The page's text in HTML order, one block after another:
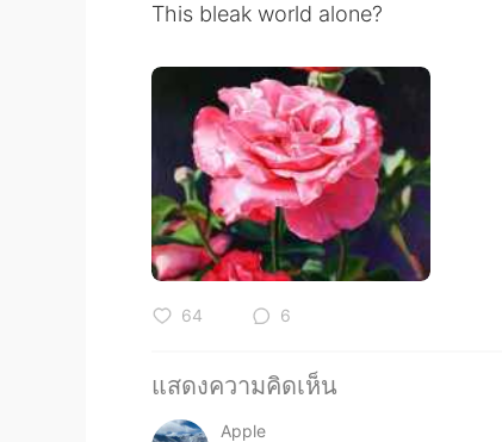
This bleak world alone?
64 6
แสดงความคิดเห็น
Apple